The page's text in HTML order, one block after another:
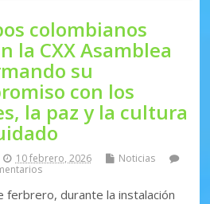
colombianos
la CXX Asamblea
su
con los
la paz y la cultura
10 febrero, 2026
Noticias
ferbrero, durante la instalación